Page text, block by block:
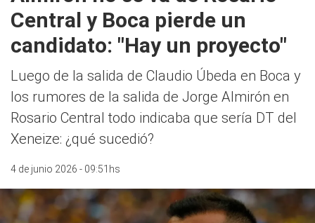
Central y Boca pierde un
candidato: "Hay un proyecto"
Luego de la salida de Claudio Úbeda en Boca y
los rumores de la salida de Jorge Almirón en
Rosario Central todo indicaba que sería DT del
Xeneize: ¿qué sucedió?
4 de junio 2026 - 09:51hs